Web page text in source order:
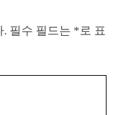
. 필수 필드는 *로 표